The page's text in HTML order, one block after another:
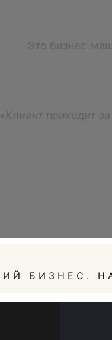
Это бизнес-
«Клиент приходит
БИЗНЕС.